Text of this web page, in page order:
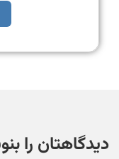
دیدگاهتان را